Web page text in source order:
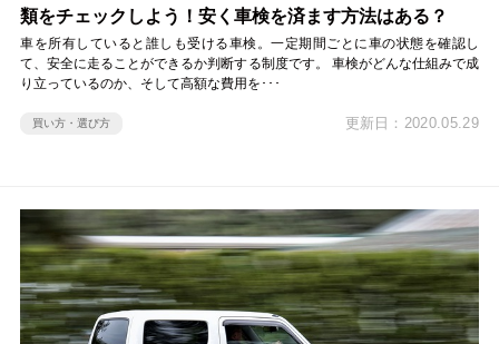
類をチェックしよう！安く車検を済ます方法はある？
車を所有していると誰しも受ける車検。一定期間ごとに車の状態を確認し
て、安全に走ることができるか判断する制度です。 車検がどんな仕組みで成
り立っているのか、そして高額な費用を･･･
買い方・選び方 更新日：2020.05.29